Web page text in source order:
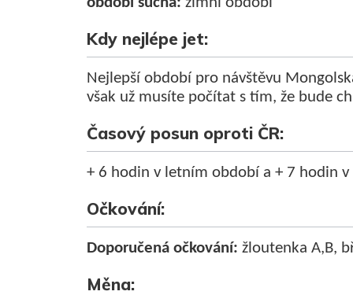
Kdy nejlépe jet:
Nejlepší období pro návštěvu
však už musíte počítat s tím, že bude
Časový posun oproti ČR:
+ 6 hodin v letním období a + 7 hodin
Očkování:
Doporučená očkování: žloutenka A,B,
Měna: